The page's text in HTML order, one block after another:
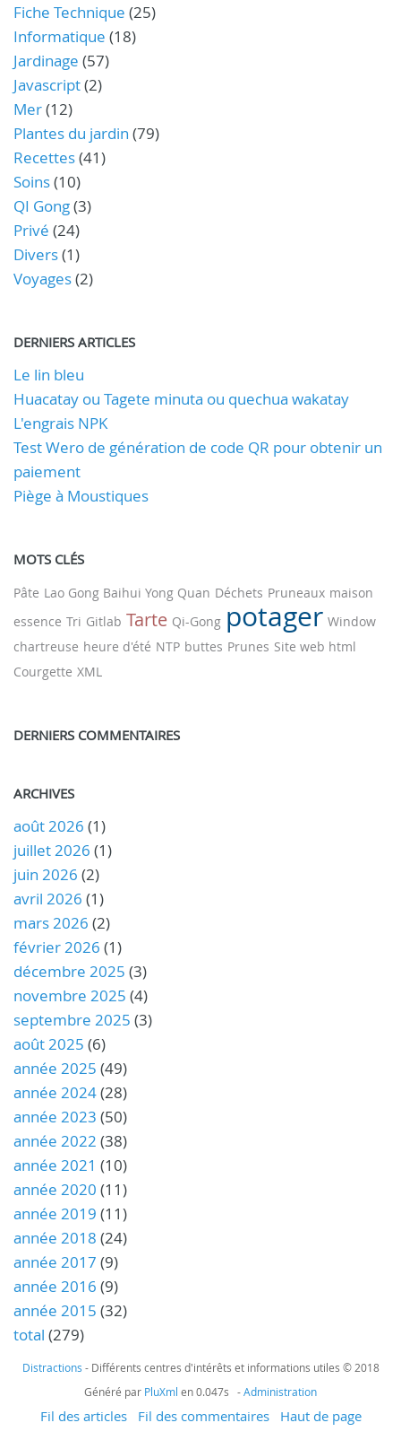
Fiche Technique (25)
Informatique (18)
Jardinage (57)
Javascript(2)
Mer(12)
Plantes du jardin (79)
Recettes(41)
Soins(10)
QI Gong(3)
Privé (24)
Divers(1)
Voyages(2)
DERNIERS ARTICLES
Le lin bleu
Huacatay ou Tagete minuta ou quechua wakatay
L'engrais NPK
Test Wero de génération de code QR pour obtenir un
paiement
Piège à Moustiques
MOTS CLÉS
Pâte Lao Gong Baihui Yong Quan Déchets Pruneaux maison
essence Tri Gitlab Tarte Qi-Gong potager Window
chartreuse heure d'été NTP buttes Prunes Site web html
Courgette XML
DERNIERS COMMENTAIRES
ARCHIVES
août 2026 (1)
juillet 2026 (1)
juin 2026 (2)
avril 2026 (1)
mars 2026 (2)
février 2026 (1)
décembre 2025 (3)
novembre 2025 (4)
septembre 2025 (3)
août 2025 (6)
année 2025 (49)
année 2024(28)
année 2023 (50)
année 2022 (38)
année 2021 (10)
année 2020 (11)
année 2019 (11)
année 2018 (24)
année 2017 (9)
année 2016 (9)
année 2015 (32)
total (279)
Distractions - Différents centres d'intérêts et informations utiles © 2018
Généré par PluXml en 0.047s -Administration
Fil des articles Fil des commentaires Haut de page